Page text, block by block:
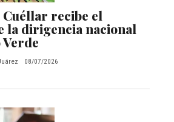
Cuéllar recibe el
la dirigencia nacional
08/07/2026